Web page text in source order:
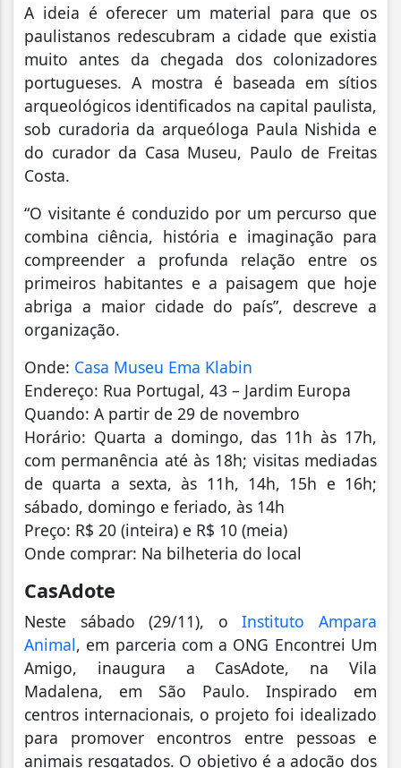
A ideia é oferecer um material para que os
paulistanos redescubram a cidade que existia
muito antes da chegada dos colonizadores
portugueses. A mostra é baseada em sítios
arqueológicos identificados na capital paulista,
sob curadoria da arqueóloga Paula Nishida e
do curador da Casa Museu, Paulo de Freitas
Costa.
“O visitante é conduzido por um percurso que
combina ciência, história e imaginação para
compreender a profunda relação entre os
primeiros habitantes e a paisagem que hoje
abriga a maior cidade do país”, descreve a
organização.
Onde: Casa Museu Ema Klabin
Endereço: Rua Portugal, 43 – Jardim Europa
Quando: A partir de 29 de novembro
Horário: Quarta a domingo, das 11h às 17h,
com permanência até às 18h; visitas mediadas
de quarta a sexta, às 11h, 14h, 15h e 16h;
sábado, domingo e feriado, às 14h
Preço: R$ 20 (inteira) e R$ 10 (meia)
Onde comprar: Na bilheteria do local
CasAdote
Neste sábado (29/11), oInstituto Ampara
Animal, em parceria com a ONG Encontrei Um
Amigo, inaugura a CasAdote, na Vila
Madalena, em São Paulo. Inspirado em
centros internacionais, o projeto foi idealizado
para promover encontros entre pessoas e
animais resgatados. O objetivo é a adoção dos